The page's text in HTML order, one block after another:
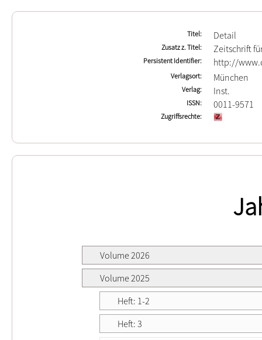
Titel Detail
Zusatz z. Titel Zeitschrift
Persistent Identifier http://
Verlagsort München
Verlag Inst.
ISSN 0011-9571
Zugriffsrechte
Volume 2026
Volume 2025
Heft: 1-2
Heft: 3